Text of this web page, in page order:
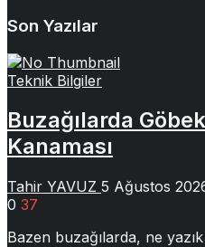
Son Yazılar
Teknik Bilgiler
Buzağılarda
Kanaması
Tahir YAVUZ 5 Ağustos
0 37
Bazen buzağılarda, ne